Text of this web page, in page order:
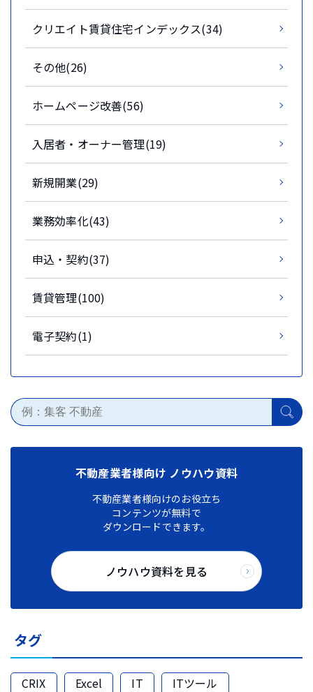
クリエイト賃貸住宅インデックス(34)
その他(26)
ホームページ改善(56)
入居者・オーナー管理(19)
新規開業(29)
業務効率化(43)
申込・契約(37)
賃貸管理(100)
電子契約(1)
不動産業者様向け ノウハウ資料
不動産業者様向けのお役立ち
コンテンツが無料で
ダウンロードできます。
ノウハウ資料を見る
タグ
CRIX Excel IT ITツール